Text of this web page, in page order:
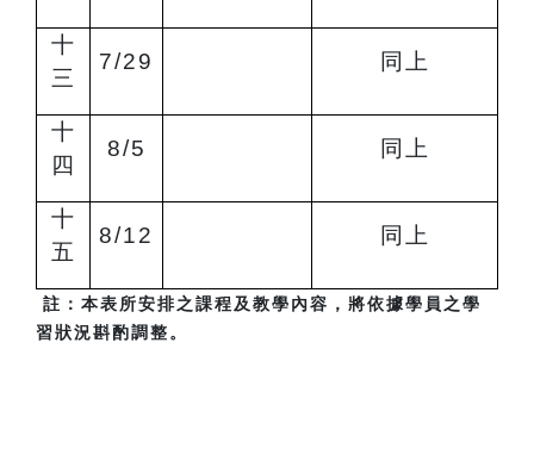
十
三
7/29 同上
十
四
8/5 同上
十
五
8/12 同上
註：本表所安排之課程及教學內容，將依據學員之學
習狀況斟酌調整。